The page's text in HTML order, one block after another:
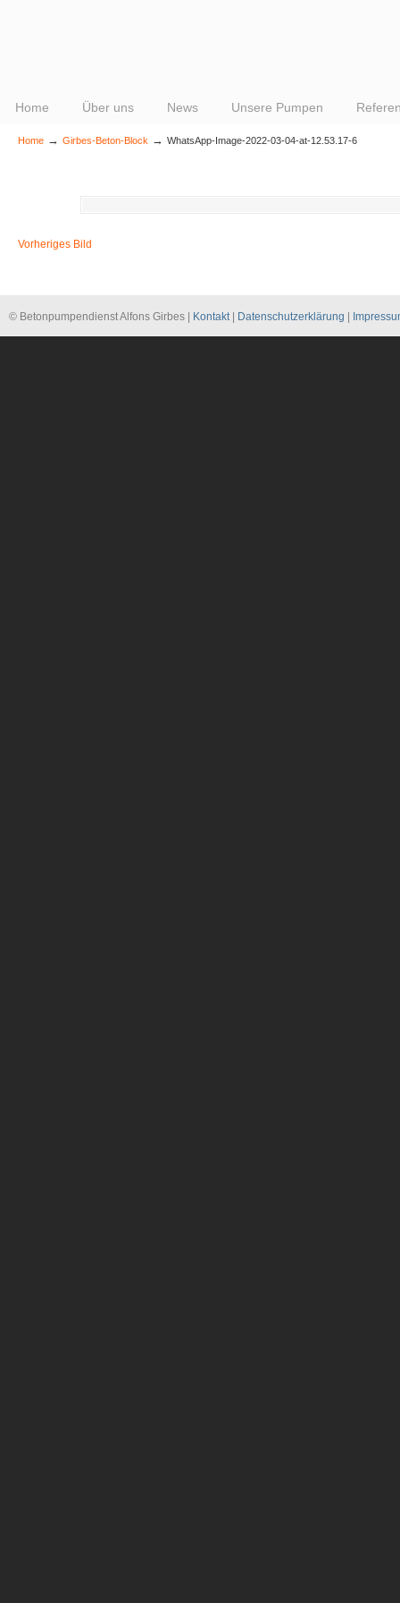
Home Über uns News Unsere Pumpen
Home → Girbes-Beton-Block → WhatsApp-Image-2022-03-04-at-12.53.17-6
Vorheriges Bild
© Betonpumpendienst Alfons Girbes | Kontakt| Datenschutzerklärung